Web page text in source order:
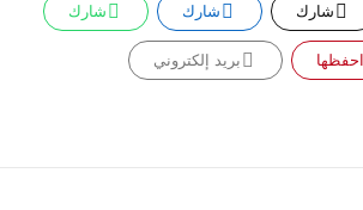
شارك شارك شارك
احفظها بريد إلكتروني